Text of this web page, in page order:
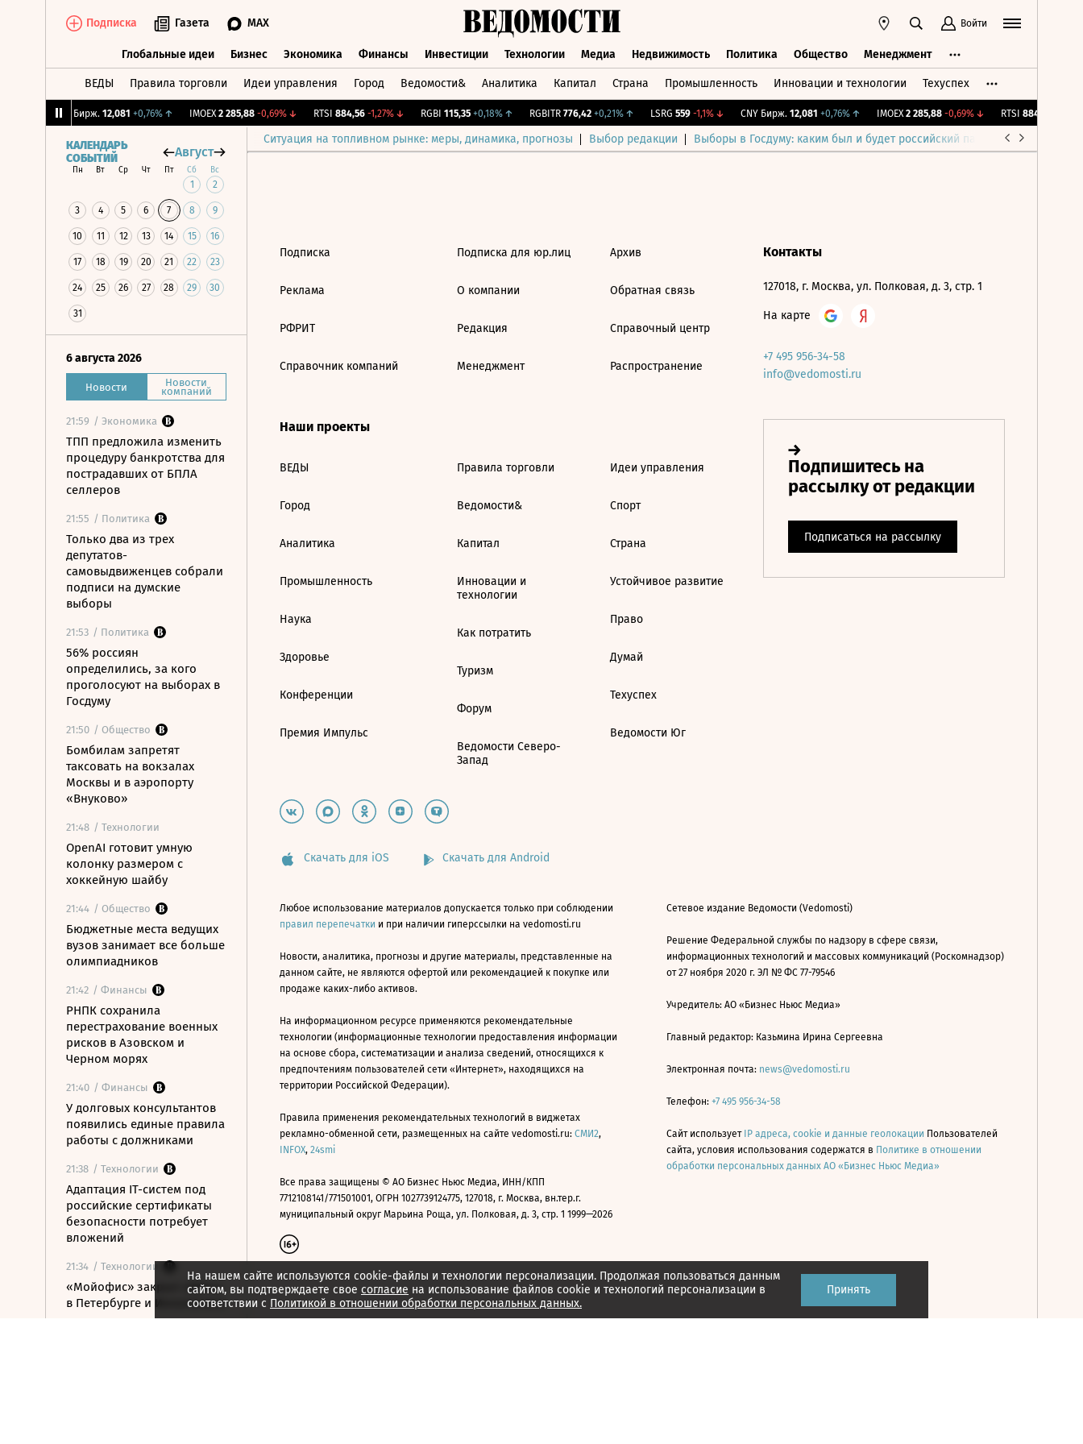
Подписка Газета MAX Войти
Глобальные идеи Бизнес Экономика Финансы Инвестиции Технологии Медиа Недвижимость Политика Общество Менеджмент
ВЕДЫ Правила торговли Идеи управления Город Ведомости& Аналитика Капитал Страна Промышленность Инновации и технологии Техуспех
CNY Бирж. 12,081 +0,76%↑ IMOEX 2 285,88 -0,69%↓ RTSI 884,56 -1,27%↓ RGBI 115,35 +0,18%↑ RGBITR 776,42 +0,21%↑ LSRG 559 -1,1%↓ CNY Бирж. 12,081 +0,76%↑ IMOEX 2 285,88 -0,69%↓ RTSI 884,56
Ситуация на топливном рынке: меры, динамика, прогнозы Выбор редакции Выборы в Госдуму: каким был и будет российский парламент
КАЛЕНДАРЬ
СОБЫТИЙ
Август
Пн Вт Ср Чт Пт Сб Вс
1 2
3 4 5 6 7 8 9
10 11 12 13 14 15 16
17 18 19 20 21 22 23
24 25 26 27 28 29 30
31
6 августа 2026
Новости Новости
компаний
21:59 / Экономика
ТПП предложила изменить
процедуру банкротства для
пострадавших от БПЛА
селлеров
21:55 / Политика
Только два из трех
депутатов-
самовыдвиженцев собрали
подписи на думские
выборы
21:53 / Политика
56% россиян
определились, за кого
проголосуют на выборах в
Госдуму
21:50 / Общество
Бомбилам запретят
таксовать на вокзалах
Москвы и в аэропорту
«Внуково»
21:48 / Технологии
OpenAI готовит умную
колонку размером с
хоккейную шайбу
21:44 / Общество
Бюджетные места ведущих
вузов занимает все больше
олимпиадников
21:42 / Финансы
РНПК сохранила
перестрахование военных
рисков в Азовском и
Черном морях
21:40 / Финансы
У долговых консультантов
появились единые правила
работы с должниками
21:38 / Технологии
Адаптация IT-систем под
российские сертификаты
безопасности потребует
вложений
21:34 / Технологии
«Мойофис» закрыл офисы
в Петербурге и Иннополисе
На нашем сайте используются cookie-файлы и технологии персонализации. Продолжая пользоваться данным
сайтом, вы подтверждаете свое согласие на использование файлов cookie и технологий персонализации в
соответствии с Политикой в отношении обработки персональных данных.
Принять
Подписка
Реклама
РФРИТ
Справочник компаний
Подписка для юр.лиц
О компании
Редакция
Менеджмент
Архив
Обратная связь
Справочный центр
Распространение
Наши проекты
ВЕДЫ
Город
Аналитика
Промышленность
Наука
Здоровье
Конференции
Премия Импульс
Правила торговли
Ведомости&
Капитал
Инновации и
технологии
Как потратить
Туризм
Форум
Ведомости Северо-
Запад
Идеи управления
Спорт
Страна
Устойчивое развитие
Право
Думай
Техуспех
Ведомости Юг
Контакты
127018, г. Москва, ул. Полковая, д. 3, стр. 1
На карте
+7 495 956-34-58
info@vedomosti.ru
Скачать для iOS Скачать для Android
Любое использование материалов допускается только при соблюдении
правил перепечатки и при наличии гиперссылки на vedomosti.ru
Новости, аналитика, прогнозы и другие материалы, представленные на
данном сайте, не являются офертой или рекомендацией к покупке или
продаже каких-либо активов.
На информационном ресурсе применяются рекомендательные
технологии (информационные технологии предоставления информации
на основе сбора, систематизации и анализа сведений, относящихся к
предпочтениям пользователей сети «Интернет», находящихся на
территории Российской Федерации).
Правила применения рекомендательных технологий в виджетах
рекламно-обменной сети, размещенных на сайте vedomosti.ru: СМИ2,
INFOX, 24smi
Все права защищены © АО Бизнес Ньюс Медиа, ИНН/КПП
7712108141/771501001, ОГРН 1027739124775, 127018, г. Москва, вн.тер.г.
муниципальный округ Марьина Роща, ул. Полковая, д. 3, стр. 1 1999—2026
Сетевое издание Ведомости (Vedomosti)
Решение Федеральной службы по надзору в сфере связи,
информационных технологий и массовых коммуникаций (Роскомнадзор)
от 27 ноября 2020 г. ЭЛ № ФС 77-79546
Учредитель: АО «Бизнес Ньюс Медиа»
Главный редактор: Казьмина Ирина Сергеевна
Электронная почта: news@vedomosti.ru
Телефон: +7 495 956-34-58
Сайт использует IP адреса, cookie и данные геолокации Пользователей
сайта, условия использования содержатся в Политике в отношении
обработки персональных данных АО «Бизнес Ньюс Медиа»